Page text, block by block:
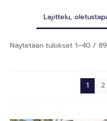
Näytetään tulokset 1–40 / 89
1 2